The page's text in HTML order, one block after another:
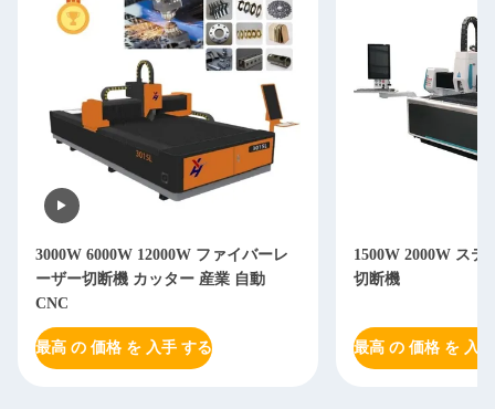
3000W 6000W 12000W ファイバーレ
ーザー切断機 カッター 産業 自動
CNC
最高 の 価格 を 入手 する
1500W 2000W ステ
切断機
最高 の 価格 を 入